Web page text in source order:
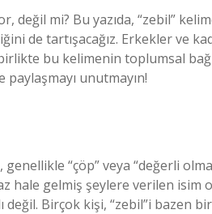
değil mi? Bu yazıda, “zebil”
de tartışacağız. Erkekler ve
bu kelimenin toplumsal
paylaşmayı unutmayın!
“çöp” veya “değerli
hale gelmiş şeylere verilen isim
değil. Birçok kişi, “zebil”i bazen